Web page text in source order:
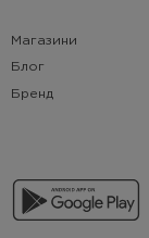
Магазини
Блог
Бренд